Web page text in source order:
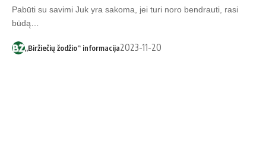
Pabūti su savimi Juk yra sakoma, jei turi noro bendrauti, rasi
būdą…
„Biržiečių žodžio“ informacija2023-11-20